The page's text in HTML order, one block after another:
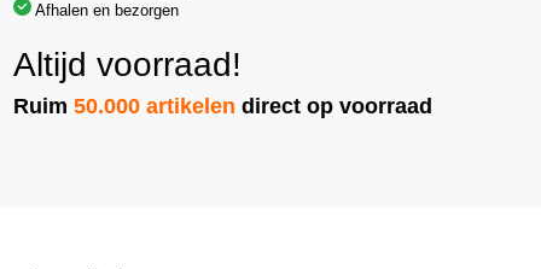
Afhalen en bezorgen
Altijd voorraad!
Ruim50.000 artikelen direct op voorraad